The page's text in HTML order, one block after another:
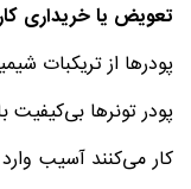
تعویض یا خریداری
پودرها از تریکبات
پودر تونرها بی‌کیفیت
کار می‌کنند آسیب